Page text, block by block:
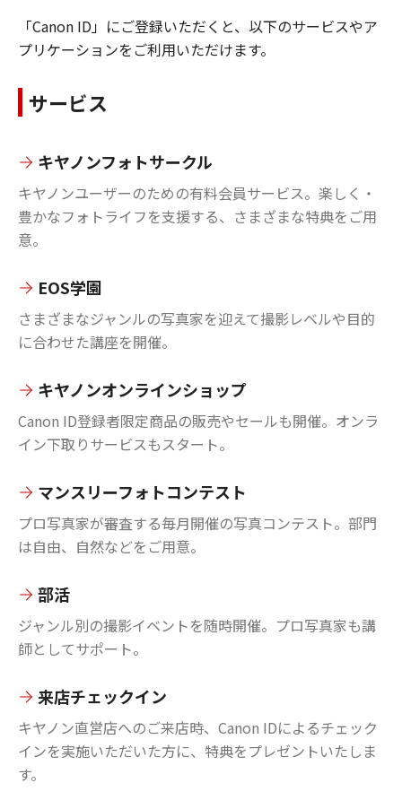
「Canon ID」にご登録いただくと、以下のサービスやア
プリケーションをご利用いただけます。
サービス
キヤノンフォトサークル
キヤノンユーザーのための有料会員サービス。楽しく・
豊かなフォトライフを支援する、さまざまな特典をご用
意。
EOS学園
さまざまなジャンルの写真家を迎えて撮影レベルや目的
に合わせた講座を開催。
キヤノンオンラインショップ
Canon ID登録者限定商品の販売やセールも開催。オンラ
イン下取りサービスもスタート。
マンスリーフォトコンテスト
プロ写真家が審査する毎月開催の写真コンテスト。部門
は自由、自然などをご用意。
部活
ジャンル別の撮影イベントを随時開催。プロ写真家も講
師としてサポート。
来店チェックイン
キヤノン直営店へのご来店時、Canon IDによるチェック
インを実施いただいた方に、特典をプレゼントいたしま
す。